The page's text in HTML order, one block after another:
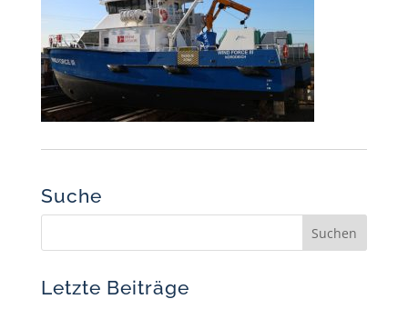
Suche
Letzte Beiträge